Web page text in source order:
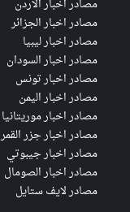
مصادر اخبار الأردن
مصادر اخبار الجزائر
مصادر اخبار ليبيا
مصادر اخبار السودان
مصادر اخبار تونس
مصادر اخبار اليمن
مصادر اخبار موريتانيا
مصادر اخبار جزر القمر
مصادر اخبار جيبوتي
مصادر اخبار الصومال
مصادر لايف ستايل